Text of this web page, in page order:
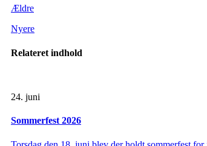
Ældre
Nyere
Relateret indhold
24. juni
Sommerfest 2026